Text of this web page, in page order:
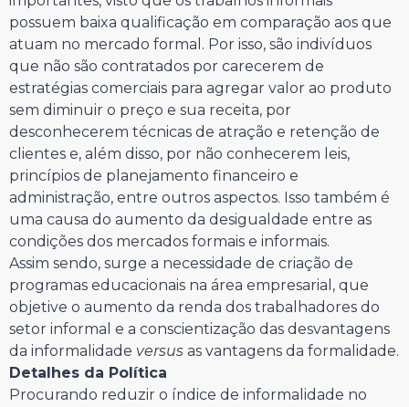
possuem baixa qualificação em comparação aos que
atuam no mercado formal. Por isso, são indivíduos
que não são contratados por carecerem de
estratégias comerciais para agregar valor ao produto
sem diminuir o preço e sua receita, por
desconhecerem técnicas de atração e retenção de
clientes e, além disso, por não conhecerem leis,
princípios de planejamento financeiro e
administração, entre outros aspectos. Isso também é
uma causa do aumento da desigualdade entre as
condições dos mercados formais e informais.
Assim sendo, surge a necessidade de criação de
programas educacionais na área empresarial, que
objetive o aumento da renda dos trabalhadores do
setor informal e a conscientização das desvantagens
da informalidade versus as vantagens da formalidade.
Detalhes da Política
Procurando reduzir o índice de informalidade no